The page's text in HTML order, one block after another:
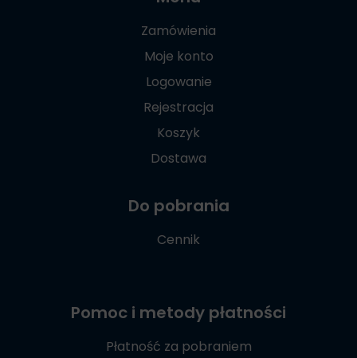
Zamówienia
Moje konto
Logowanie
Rejestracja
Koszyk
Dostawa
Do pobrania
Cennik
Pomoc i metody płatności
Płatność za pobraniem